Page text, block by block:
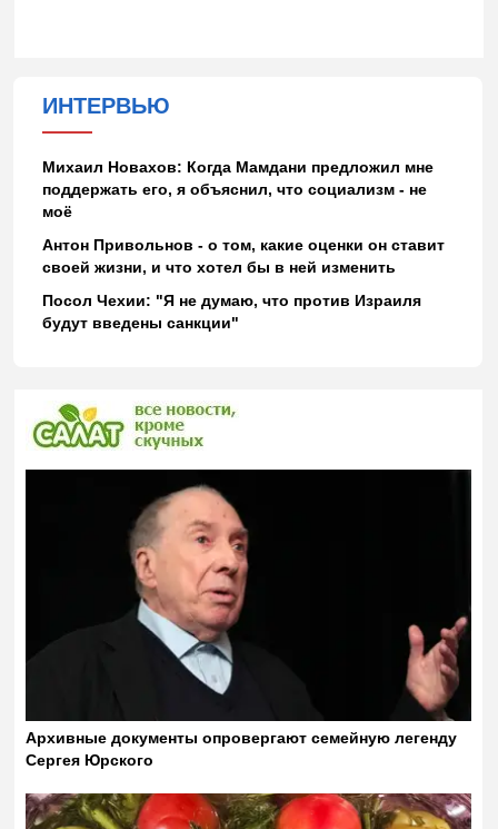
ИНТЕРВЬЮ
Михаил Новахов: Когда Мамдани предложил мне
поддержать его, я объяснил, что социализм - не
моё
Антон Привольнов - о том, какие оценки он ставит
своей жизни, и что хотел бы в ней изменить
Посол Чехии: "Я не думаю, что против Израиля
будут введены санкции"